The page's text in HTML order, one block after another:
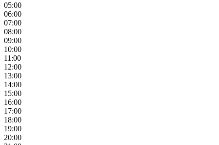
05:00
06:00
07:00
08:00
09:00
10:00
11:00
12:00
13:00
14:00
15:00
16:00
17:00
18:00
19:00
20:00